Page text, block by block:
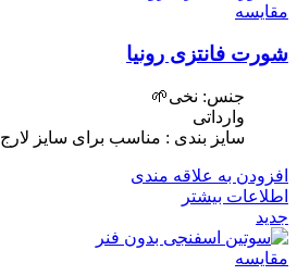
مقایسه
شورت فانتزی رونیا
جنس: نخی🌱
وارداتی
سایز بندی : مناسب برای سایز لارج
افزودن به علاقه مندی
اطلاعات بیشتر
جدید
مقایسه